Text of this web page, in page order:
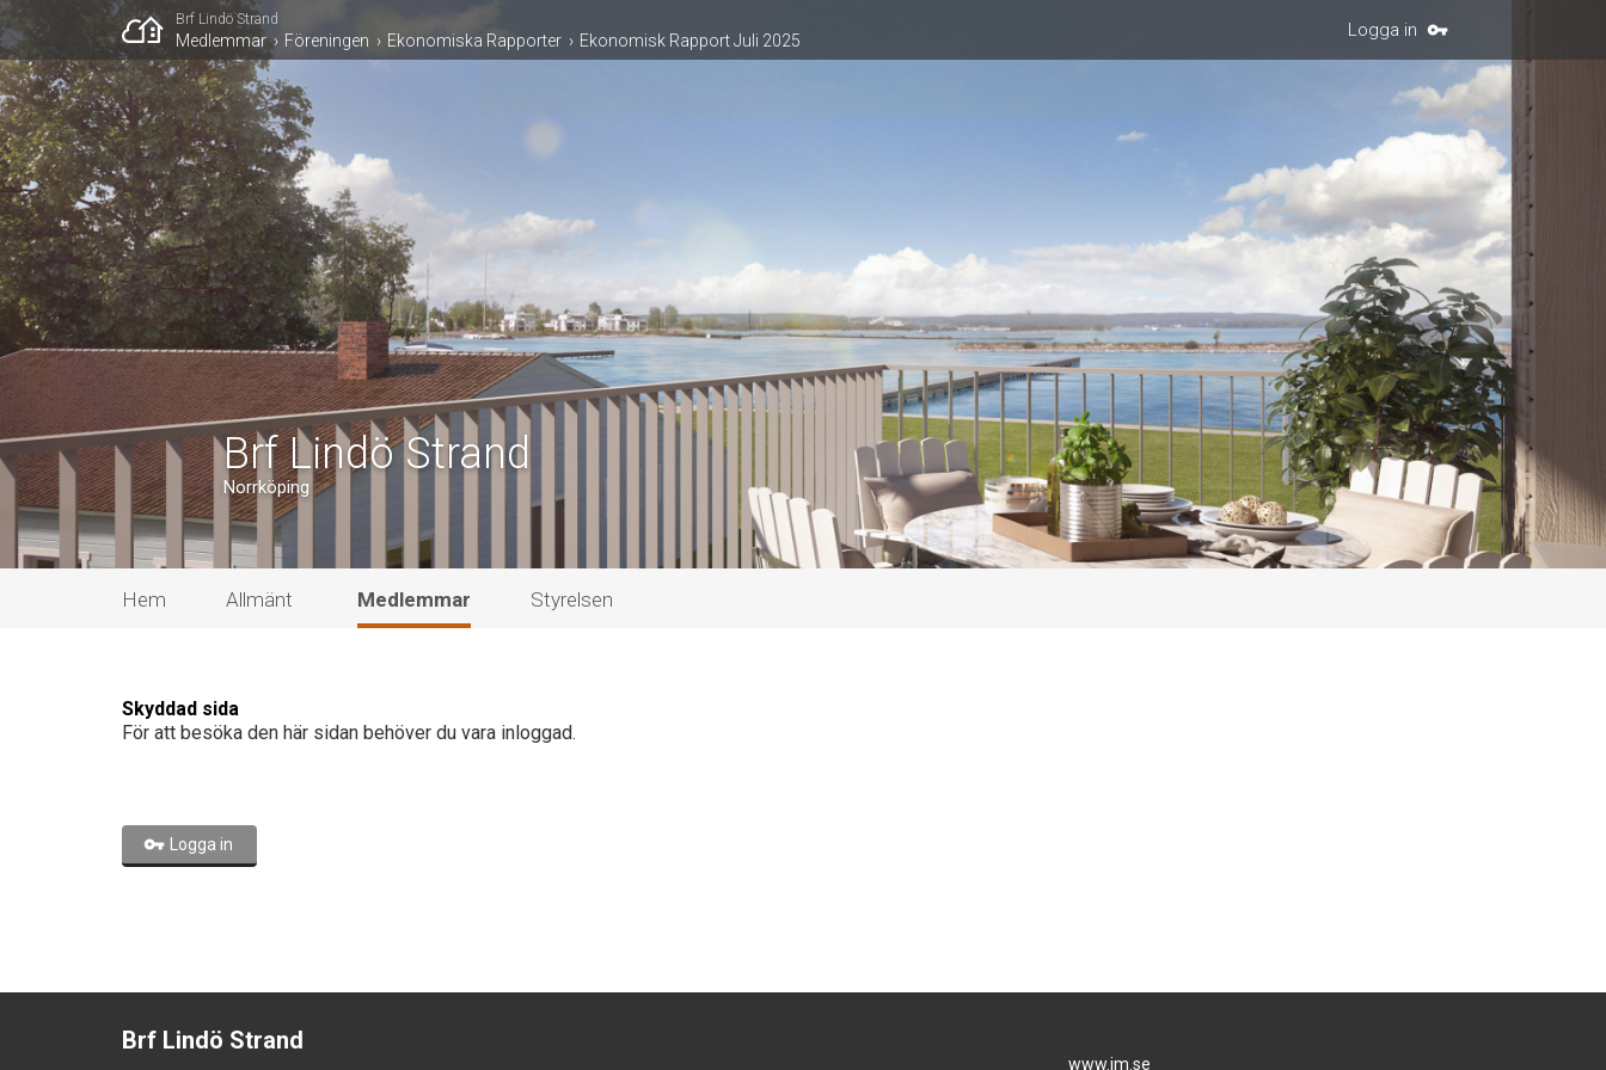
Brf Lindö Strand
Medlemmar Föreningen Ekonomiska Rapporter Ekonomisk Rapport Juli 2025 Logga in vpn_key
Brf Lindö Strand
Norrköping
Hem Allmänt Medlemmar Styrelsen
Skyddad sida
För att besöka den här sidan behöver du vara inloggad.
Logga in
Brf Lindö Strand
www.jm.se